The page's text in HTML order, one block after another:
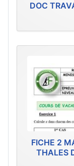
DOC
FICHE 2
THALES